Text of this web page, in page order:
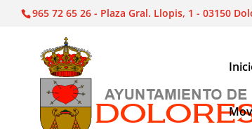
965 72 65 26 - Plaza Gral. Llopis, 1 - 03150